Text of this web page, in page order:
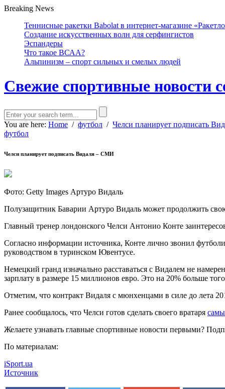
Breaking News
Теннисные ракетки Babolat в интернет-магазине
Создание искусственных волн для серфингистов
Эспандеры
Что такое ВСАА?
Альпинизм – спорт сильных и смелых людей
Свежие спортивные новости
You are here: Home / футбол / Челси планирует подписать
футбол
Челси планирует подписать Видаля – СМИ
Фото: Getty Images Артуро Видаль
Полузащитник Баварии Артуро Видаль может продолжить
Главный тренер лондонского Челси Антонио Конте
Согласно информации источника, Конте лично звонил
руководством в туринском Ювентусе.
Немецкий гранд изначально расставаться с Видалем не
зарплату в размере 15 миллионов евро. Это на 20% больше
Отметим, что контракт Видаля с мюнхенцами в силе до лета
Ранее сообщалось, что Челси готов сделать своего вратаря
Желаете узнавать главные спортивные новости первыми?
По материалам:
iSport.ua
Источник